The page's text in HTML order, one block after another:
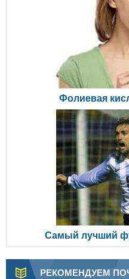
Фолиевая
Самый лучший
РЕКОМЕНДУЕМ